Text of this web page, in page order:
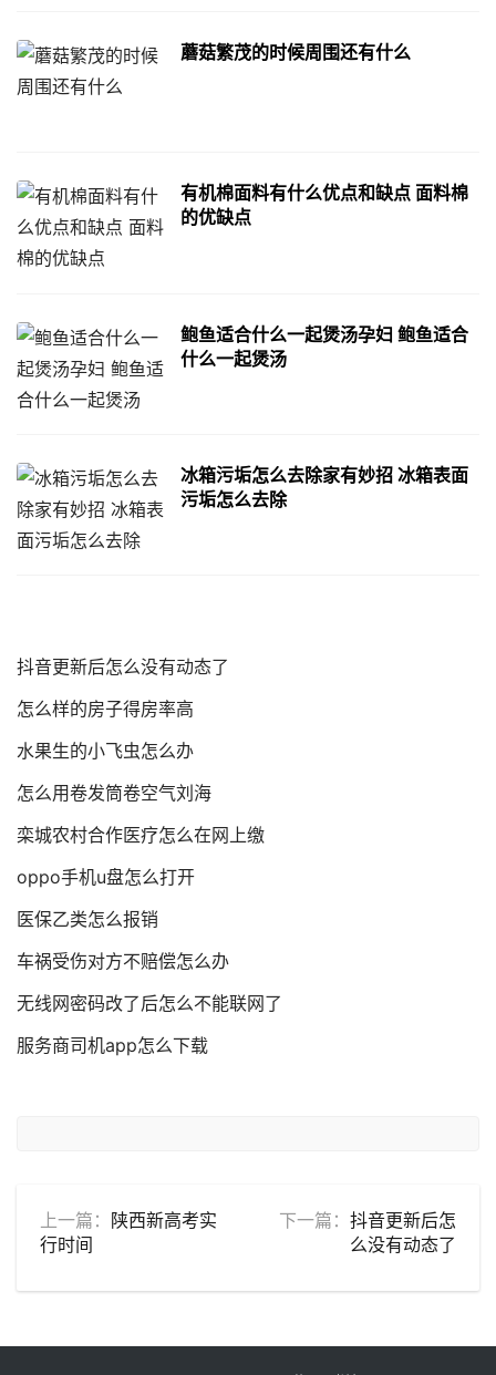
蘑菇繁茂的时候周围还有什么
有机棉面料有什么优点和缺点 面料棉
的优缺点
鲍鱼适合什么一起煲汤孕妇 鲍鱼适合
什么一起煲汤
冰箱污垢怎么去除家有妙招 冰箱表面
污垢怎么去除
抖音更新后怎么没有动态了
怎么样的房子得房率高
水果生的小飞虫怎么办
怎么用卷发筒卷空气刘海
栾城农村合作医疗怎么在网上缴
oppo手机u盘怎么打开
医保乙类怎么报销
车祸受伤对方不赔偿怎么办
无线网密码改了后怎么不能联网了
服务商司机app怎么下载
上一篇： 陕西新高考实
行时间
下一篇： 抖音更新后怎
么没有动态了